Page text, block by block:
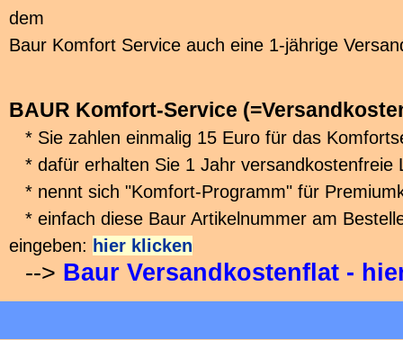
dem
Baur Komfort Service auch eine 1-jährige
BAUR Komfort-Service
* Sie zahlen einmalig 15 Euro für das
* dafür erhalten Sie 1 Jahr versandkostenfreie
* nennt sich "Komfort-Programm" für
* einfach diese Baur Artikelnummer am
eingeben: hier klicken
--> Baur Versandkostenflat -